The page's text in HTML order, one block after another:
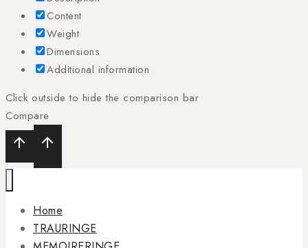
Content
Weight
Dimensions
Additional information
Click outside to hide the comparison bar
Compare
Home
TRAURINGE